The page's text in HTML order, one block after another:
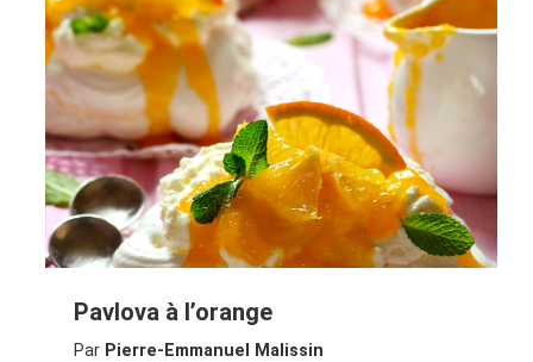
Pavlova à l’orange
Par Pierre-Emmanuel Malissin